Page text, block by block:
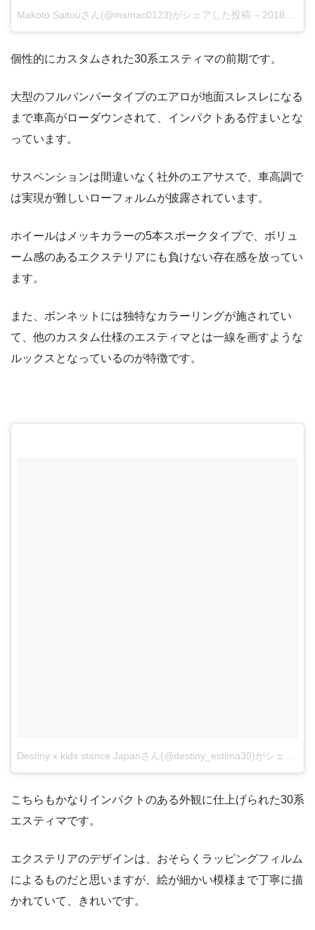
Makoto Saitouさん(@msmac0123)がシェアした投稿 – 2018年 2月月23日午後11時10分PST
個性的にカスタムされた30系エスティマの前期です。
大型のフルバンパータイプのエアロが地面スレスレになる
まで車高がローダウンされて、インパクトある佇まいとな
っています。
サスペンションは間違いなく社外のエアサスで、車高調で
は実現が難しいローフォルムが披露されています。
ホイールはメッキカラーの5本スポークタイプで、ボリュ
ーム感のあるエクステリアにも負けない存在感を放ってい
ます。
また、ボンネットには独特なカラーリングが施されてい
て、他のカスタム仕様のエスティマとは一線を画すような
ルックスとなっているのが特徴です。
こちらもかなりインパクトのある外観に仕上げられた30系
エスティマです。
エクステリアのデザインは、おそらくラッピングフィルム
によるものだと思いますが、絵が細かい模様まで丁寧に描
かれていて、きれいです。